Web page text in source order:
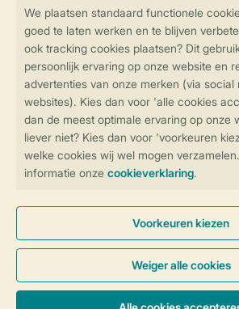
Controle over jouw
Instellingen wijzigen
Veilig en snel online boeken
Veilige gegevensoverdracht
Veilige betaling
Algemene Voorwaarden Privacy Notice